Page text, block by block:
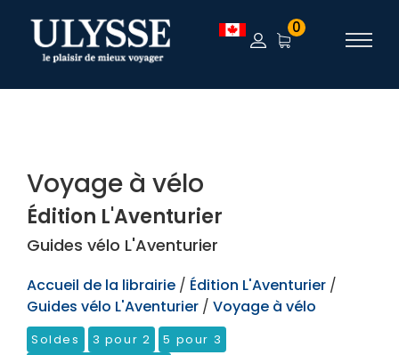
TEST 0
Voyage à vélo
Édition L'Aventurier
Guides vélo L'Aventurier
Accueil de la librairie / Édition L'Aventurier /
Guides vélo L'Aventurier / Voyage à vélo
Soldes 3 pour 2
5 pour 3